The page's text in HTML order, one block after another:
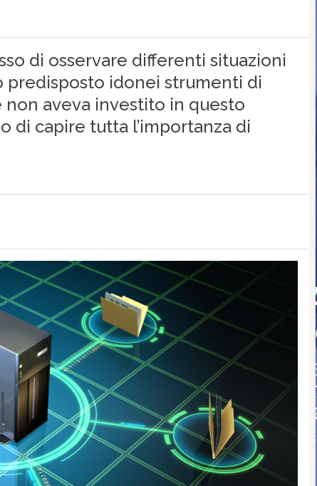
di osservare differenti situazioni
predisposto idonei strumenti di
aveva investito in questo
di capire tutta l’importanza di